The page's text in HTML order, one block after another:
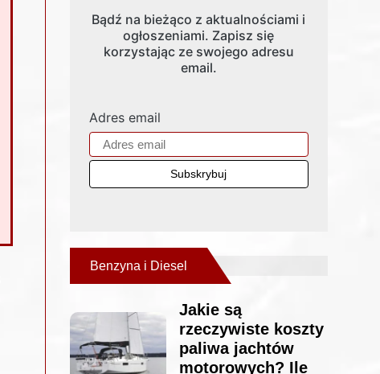
Bądź na bieżąco z aktualnościami i
ogłoszeniami. Zapisz się
korzystając ze swojego adresu
email.
Adres email
Benzyna i Diesel
Jakie są
rzeczywiste koszty
paliwa jachtów
motorowych? Ile